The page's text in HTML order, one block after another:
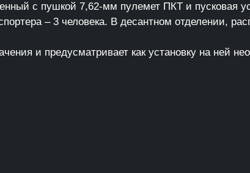
с пушкой 7,62-мм пулемет ПКТ и пусковая
– 3 человека. В десантном отделении,
и предусматривает как установку на ней